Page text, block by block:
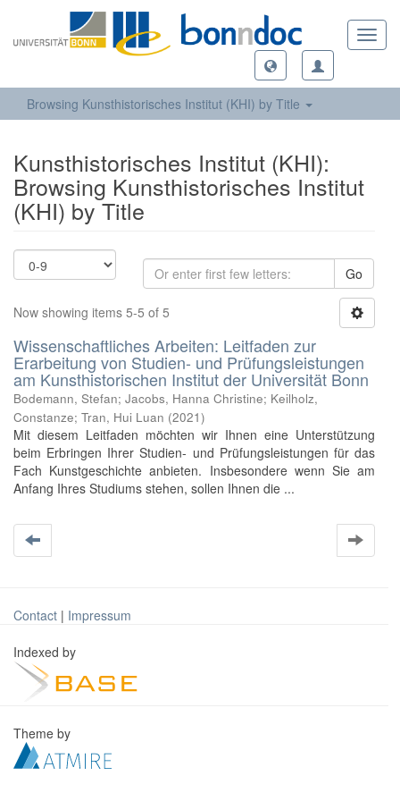
Browsing Kunsthistorisches Institut (KHI) by Title
Kunsthistorisches Institut (KHI):
Browsing Kunsthistorisches Institut
(KHI) by Title
Go
Now showing items 5-5 of 5
Wissenschaftliches Arbeiten: Leitfaden zur
Erarbeitung von Studien- und Prüfungsleistungen
am Kunsthistorischen Institut der Universität Bonn
Bodemann, Stefan; Jacobs, Hanna Christine; Keilholz,
Constanze; Tran, Hui Luan (2021)
Mit diesem Leitfaden möchten wir Ihnen eine Unterstützung
beim Erbringen Ihrer Studien- und Prüfungsleistungen für das
Fach Kunstgeschichte anbieten. Insbesondere wenn Sie am
Anfang Ihres Studiums stehen, sollen Ihnen die ...
Contact | Impressum
Indexed by
Theme by